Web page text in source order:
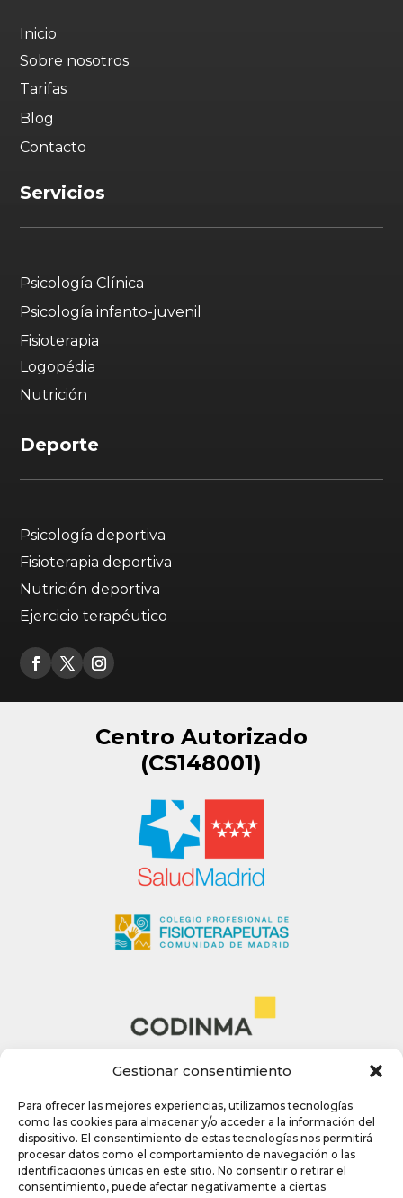
Gestionar consentimiento
Para ofrecer las mejores experiencias, utilizamos tecnologías
como las cookies para almacenar y/o acceder a la información del
dispositivo. El consentimiento de estas tecnologías nos permitirá
procesar datos como el comportamiento de navegación o las
identificaciones únicas en este sitio. No consentir o retirar el
consentimiento, puede afectar negativamente a ciertas
Inicio
Sobre nosotros
Tarifas
Blog
Contacto
Servicios
Psicología Clínica
Psicología infanto-juvenil
Fisioterapia
Logopédia
Nutrición
Deporte
Psicología deportiva
Fisioterapia deportiva
Nutrición deportiva
Ejercicio terapéutico
Centro Autorizado
(CS148001)